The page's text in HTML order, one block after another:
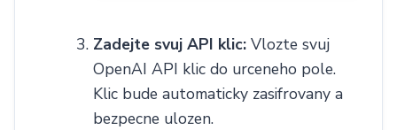
Zadejte svuj API klic: Vlozte svuj
OpenAI API klic do urceneho pole.
Klic bude automaticky zasifrovany a
bezpecne ulozen.